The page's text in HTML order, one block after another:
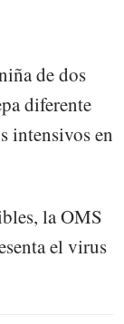
de dos
diferente
intensivos en
la OMS
el virus